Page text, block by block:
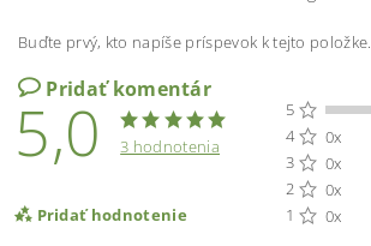
Buďte prvý, kto napíše príspevok k tejto položke.
Pridať komentár
5,0 3 hodnotenia
Pridať hodnotenie
5
4
0x
3
0x
2
0x
1
0x